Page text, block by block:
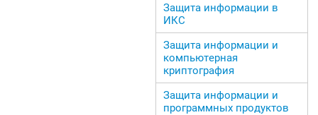
Защита информации в
ИКС
Защита информации и
компьютерная
криптография
Защита информации и
программных продуктов